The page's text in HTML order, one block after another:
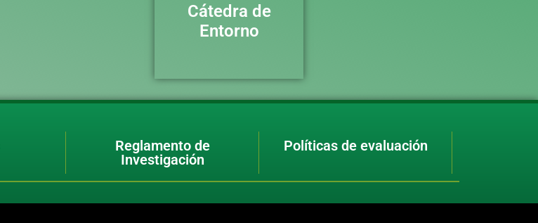
Cátedra de
Entorno
Reglamento de
Investigación
Políticas de evaluación